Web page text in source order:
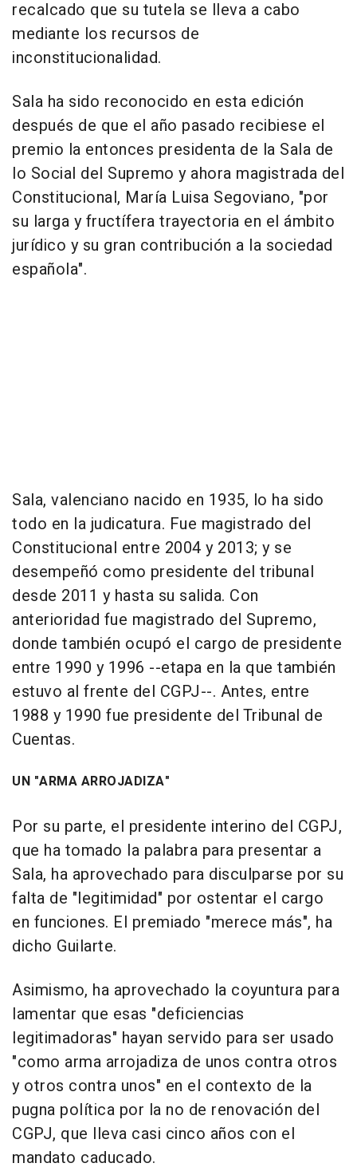
recalcado que su tutela se lleva a cabo
mediante los recursos de
inconstitucionalidad.
Sala ha sido reconocido en esta edición
después de que el año pasado recibiese el
premio la entonces presidenta de la Sala de
lo Social del Supremo y ahora magistrada del
Constitucional, María Luisa Segoviano, "por
su larga y fructífera trayectoria en el ámbito
jurídico y su gran contribución a la sociedad
española".
Sala, valenciano nacido en 1935, lo ha sido
todo en la judicatura. Fue magistrado del
Constitucional entre 2004 y 2013; y se
desempeñó como presidente del tribunal
desde 2011 y hasta su salida. Con
anterioridad fue magistrado del Supremo,
donde también ocupó el cargo de presidente
entre 1990 y 1996 --etapa en la que también
estuvo al frente del CGPJ--. Antes, entre
1988 y 1990 fue presidente del Tribunal de
Cuentas.
UN "ARMA ARROJADIZA"
Por su parte, el presidente interino del CGPJ,
que ha tomado la palabra para presentar a
Sala, ha aprovechado para disculparse por su
falta de "legitimidad" por ostentar el cargo
en funciones. El premiado "merece más", ha
dicho Guilarte.
Asimismo, ha aprovechado la coyuntura para
lamentar que esas "deficiencias
legitimadoras" hayan servido para ser usado
"como arma arrojadiza de unos contra otros
y otros contra unos" en el contexto de la
pugna política por la no de renovación del
CGPJ, que lleva casi cinco años con el
mandato caducado.